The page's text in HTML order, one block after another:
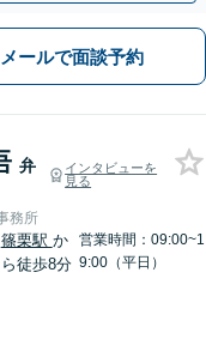
メールで面談予約
弁
インタビューを
見る
務所
篠栗駅 か
ら徒歩8分
営業時間：09:00~1
9:00（平日）